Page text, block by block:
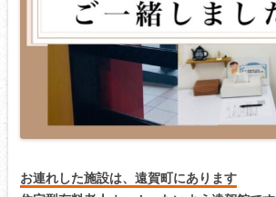
お連れした施設は、遠賀町にあります